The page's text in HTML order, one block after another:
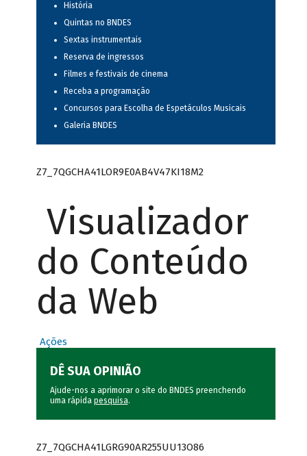
História
Quintas no BNDES
Sextas instrumentais
Reserva de ingressos
Filmes e festivais de cinema
Receba a programação
Concursos para Escolha de Espetáculos Musicais
Galeria BNDES
Z7_7QGCHA41LOR9E0AB4V47KI18M2
Visualizador
do Conteúdo
da Web
Ações
DÊ SUA OPINIÃO
Ajude-nos a aprimorar o site do BNDES preenchendo
uma rápida pesquisa.
Z7_7QGCHA41LGRG90AR255UU13O86